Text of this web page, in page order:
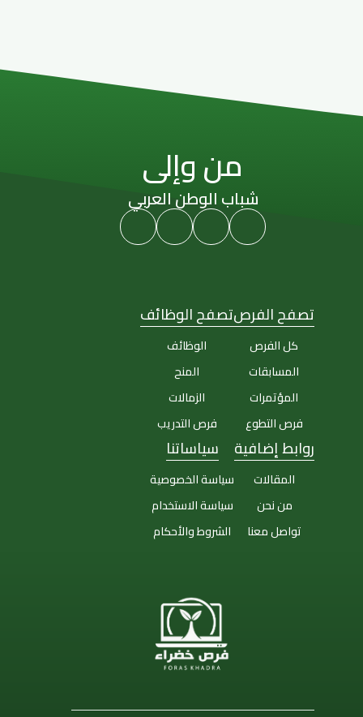
من وإلى
شباب الوطن العربي
تصفح الفرص
كل الفرص
المسابقات
المؤتمرات
فرص التطوع
تصفح الوظائف
الوظائف
المنح
الزمالات
فرص التدريب
روابط إضافية
المقالات
من نحن
تواصل معنا
سياساتنا
سياسة الخصوصية
سياسة الاستخدام
الشروط والأحكام